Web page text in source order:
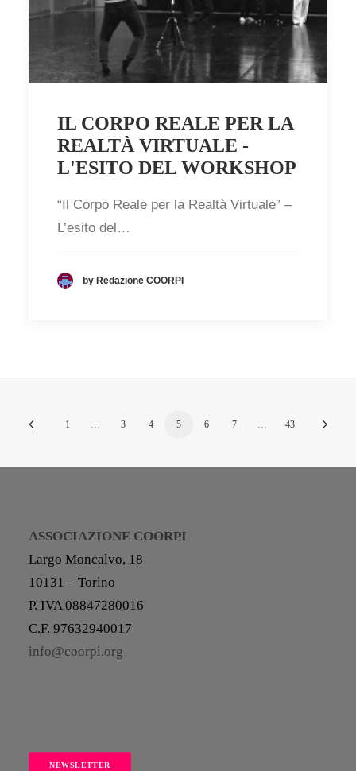
IL CORPO REALE PER LA
REALTÀ VIRTUALE -
L'ESITO DEL WORKSHOP
“Il Corpo Reale per la Realtà Virtuale” –
L’esito del…
by Redazione COORPI
1 3 4 5 6 7 43
ASSOCIAZIONE COORPI
Largo Moncalvo, 18
10131 – Torino
P. IVA 08847280016
C.F. 97632940017
info@coorpi.org
NEWSLETTER